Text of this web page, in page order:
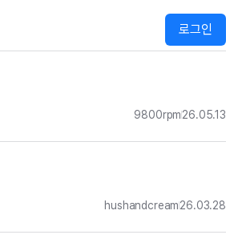
로그인
9800rpm26.05.13
hushandcream26.03.28